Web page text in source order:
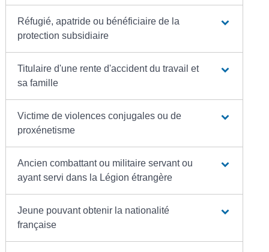
Réfugié, apatride ou bénéficiaire de la
protection subsidiaire
Titulaire d'une rente d'accident du travail et
sa famille
Victime de violences conjugales ou de
proxénetisme
Ancien combattant ou militaire servant ou
ayant servi dans la Légion étrangère
Jeune pouvant obtenir la nationalité
française